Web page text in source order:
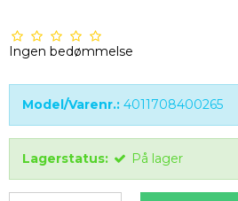
Ingen bedømmelse
Model/Varenr.: 4011708400265
Lagerstatus: På lager